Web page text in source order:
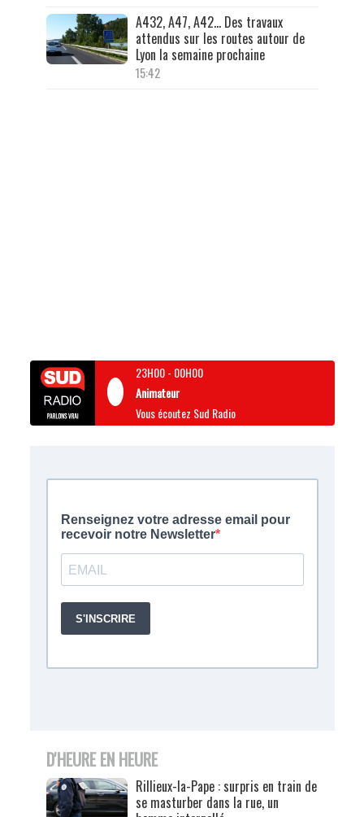
A432, A47, A42… Des travaux
attendus sur les routes autour de
Lyon la semaine prochaine
15:42
23H00- 00H00
Animateur
Vous écoutez Sud Radio
D'HEURE EN HEURE
Rillieux-la-Pape : surpris en train de
se masturber dans la rue, un